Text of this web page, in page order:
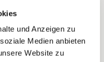
und Anzeigen zu
Medien anbieten
Website zu
das Bundesamt für